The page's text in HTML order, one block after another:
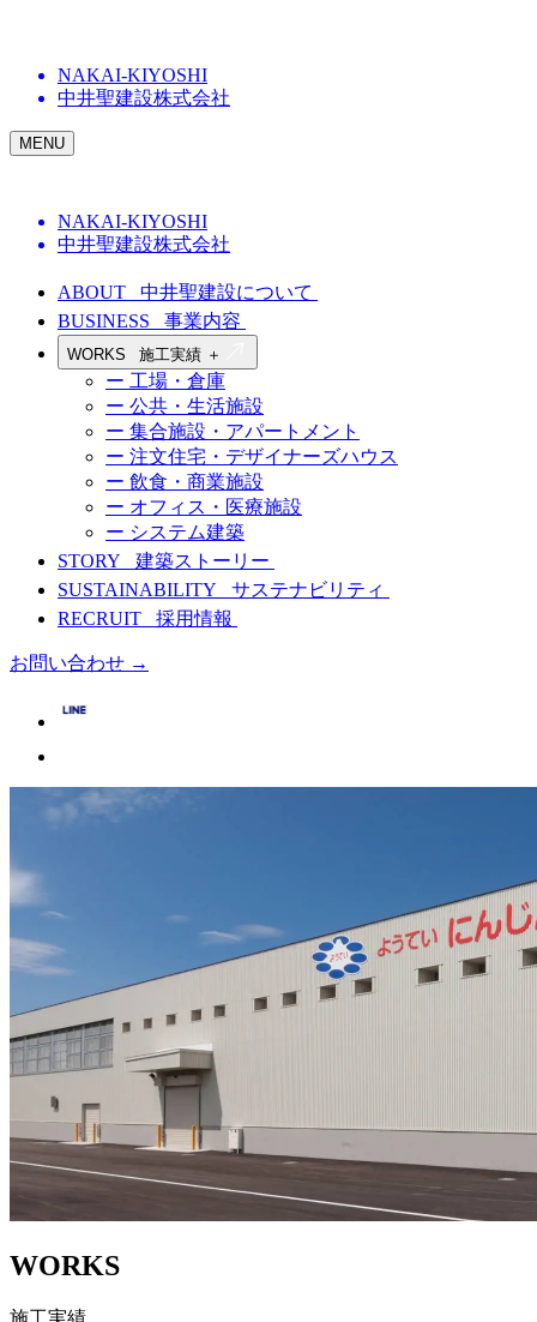
NAKAI-KIYOSHI
中井聖建設株式会社
MENU
NAKAI-KIYOSHI
中井聖建設株式会社
ABOUT 中井聖建設について
BUSINESS 事業内容
WORKS 施工実績 ＋
ー 工場・倉庫
ー 公共・生活施設
ー 集合施設・アパートメント
ー 注文住宅・デザイナーズハウス
ー 飲食・商業施設
ー オフィス・医療施設
ー システム建築
STORY 建築ストーリー
SUSTAINABILITY サステナビリティ
RECRUIT 採用情報
お問い合わせ →
WORKS
施工実績